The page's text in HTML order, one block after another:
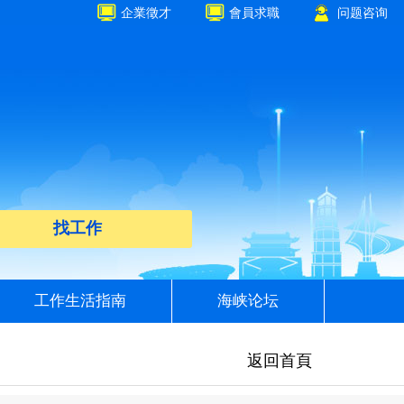
问题咨询
會員求職
企業徵才
找工作
工作生活指南 海峡论坛
返回首頁